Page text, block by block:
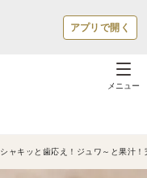
アプリで開く
メニュー
シャキッと歯応え！ジュワ～と果汁